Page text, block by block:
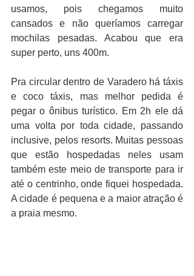
usamos, pois chegamos muito
cansados e não queríamos carregar
mochilas pesadas. Acabou que era
super perto, uns 400m.
Pra circular dentro de Varadero há táxis
e coco táxis, mas melhor pedida é
pegar o ônibus turístico. Em 2h ele dá
uma volta por toda cidade, passando
inclusive, pelos resorts. Muitas pessoas
que estão hospedadas neles usam
também este meio de transporte para ir
até o centrinho, onde fiquei hospedada.
A cidade é pequena e a maior atração é
a praia mesmo.